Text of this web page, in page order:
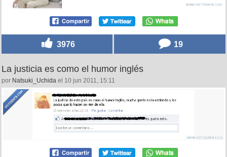
3976 19
La justicia es como el humor inglés
por Natsuki_Uchida el 10 jun 2011, 15:11